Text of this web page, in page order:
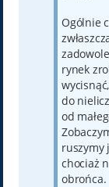
Ogólnie
rynek
do
od
ruszymy
chociaż
obrońca.